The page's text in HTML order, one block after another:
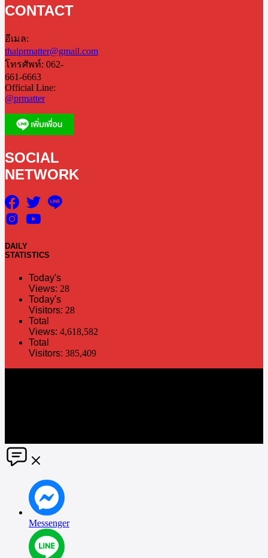
CONTACT
อีเมล:
thaiprmatter@gmail.com
โทรศัพท์: 062-
661-6663
Official Line:
@prmatter
SOCIAL
NETWORK
DAILY
STATISTICS
Today's
Views: 28
Today's
Visitors: 28
Total
Views: 4,618,582
Total
Visitors: 385,409
Messenger